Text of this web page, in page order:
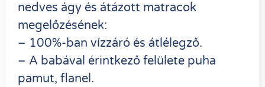
nedves ágy és átázott matracok
megelőzésének:
– 100%-ban vízzáró és átlélegző.
– A babával érintkező felülete puha
pamut, flanel.